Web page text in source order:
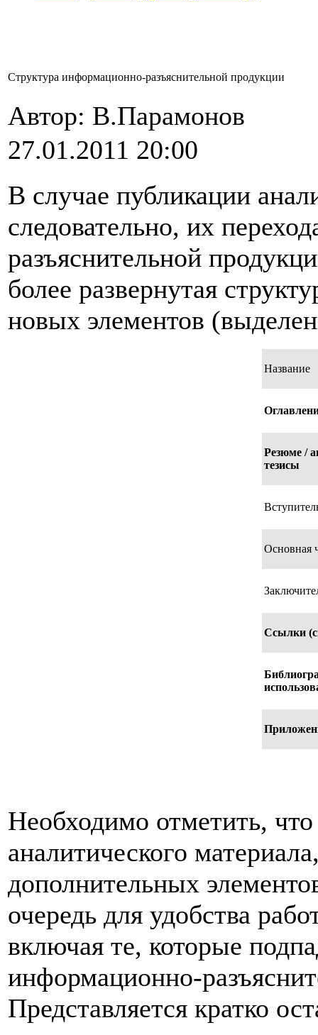
Структура информационно-разъяснительной продукции
Автор: В.Парамонов
27.01.2011 20:00
В случае публикации
следовательно, их
разъяснительной
более развернутая
новых элементов
Название
Резюме /
тезисы
Основная
Ссылки
Необходимо отметить,
аналитического
дополнительных
очередь для удобства
включая те, которые
информационно-
Представляется кратко